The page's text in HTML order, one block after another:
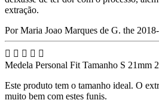
extração.
Por Maria Joao Marques de G. the
    
Medela Personal Fit Tamanho S 21mm
Este produto tem o tamanho ideal. O
muito bem com estes funis.